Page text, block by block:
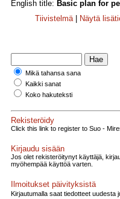
English title: Basic plan for
Tiivistelmä| Näytä
Mikä tahansa sana
Kaikki sanat
Koko hakuteksti
Rekisteröidy
Click this link to register to Suo -
Kirjaudu sisään
Jos olet rekisteröitynyt käyttäjä,
myöhempää käyttöä varten.
Ilmoitukset päivityksistä
Kirjautumalla saat tiedotteet uudesta